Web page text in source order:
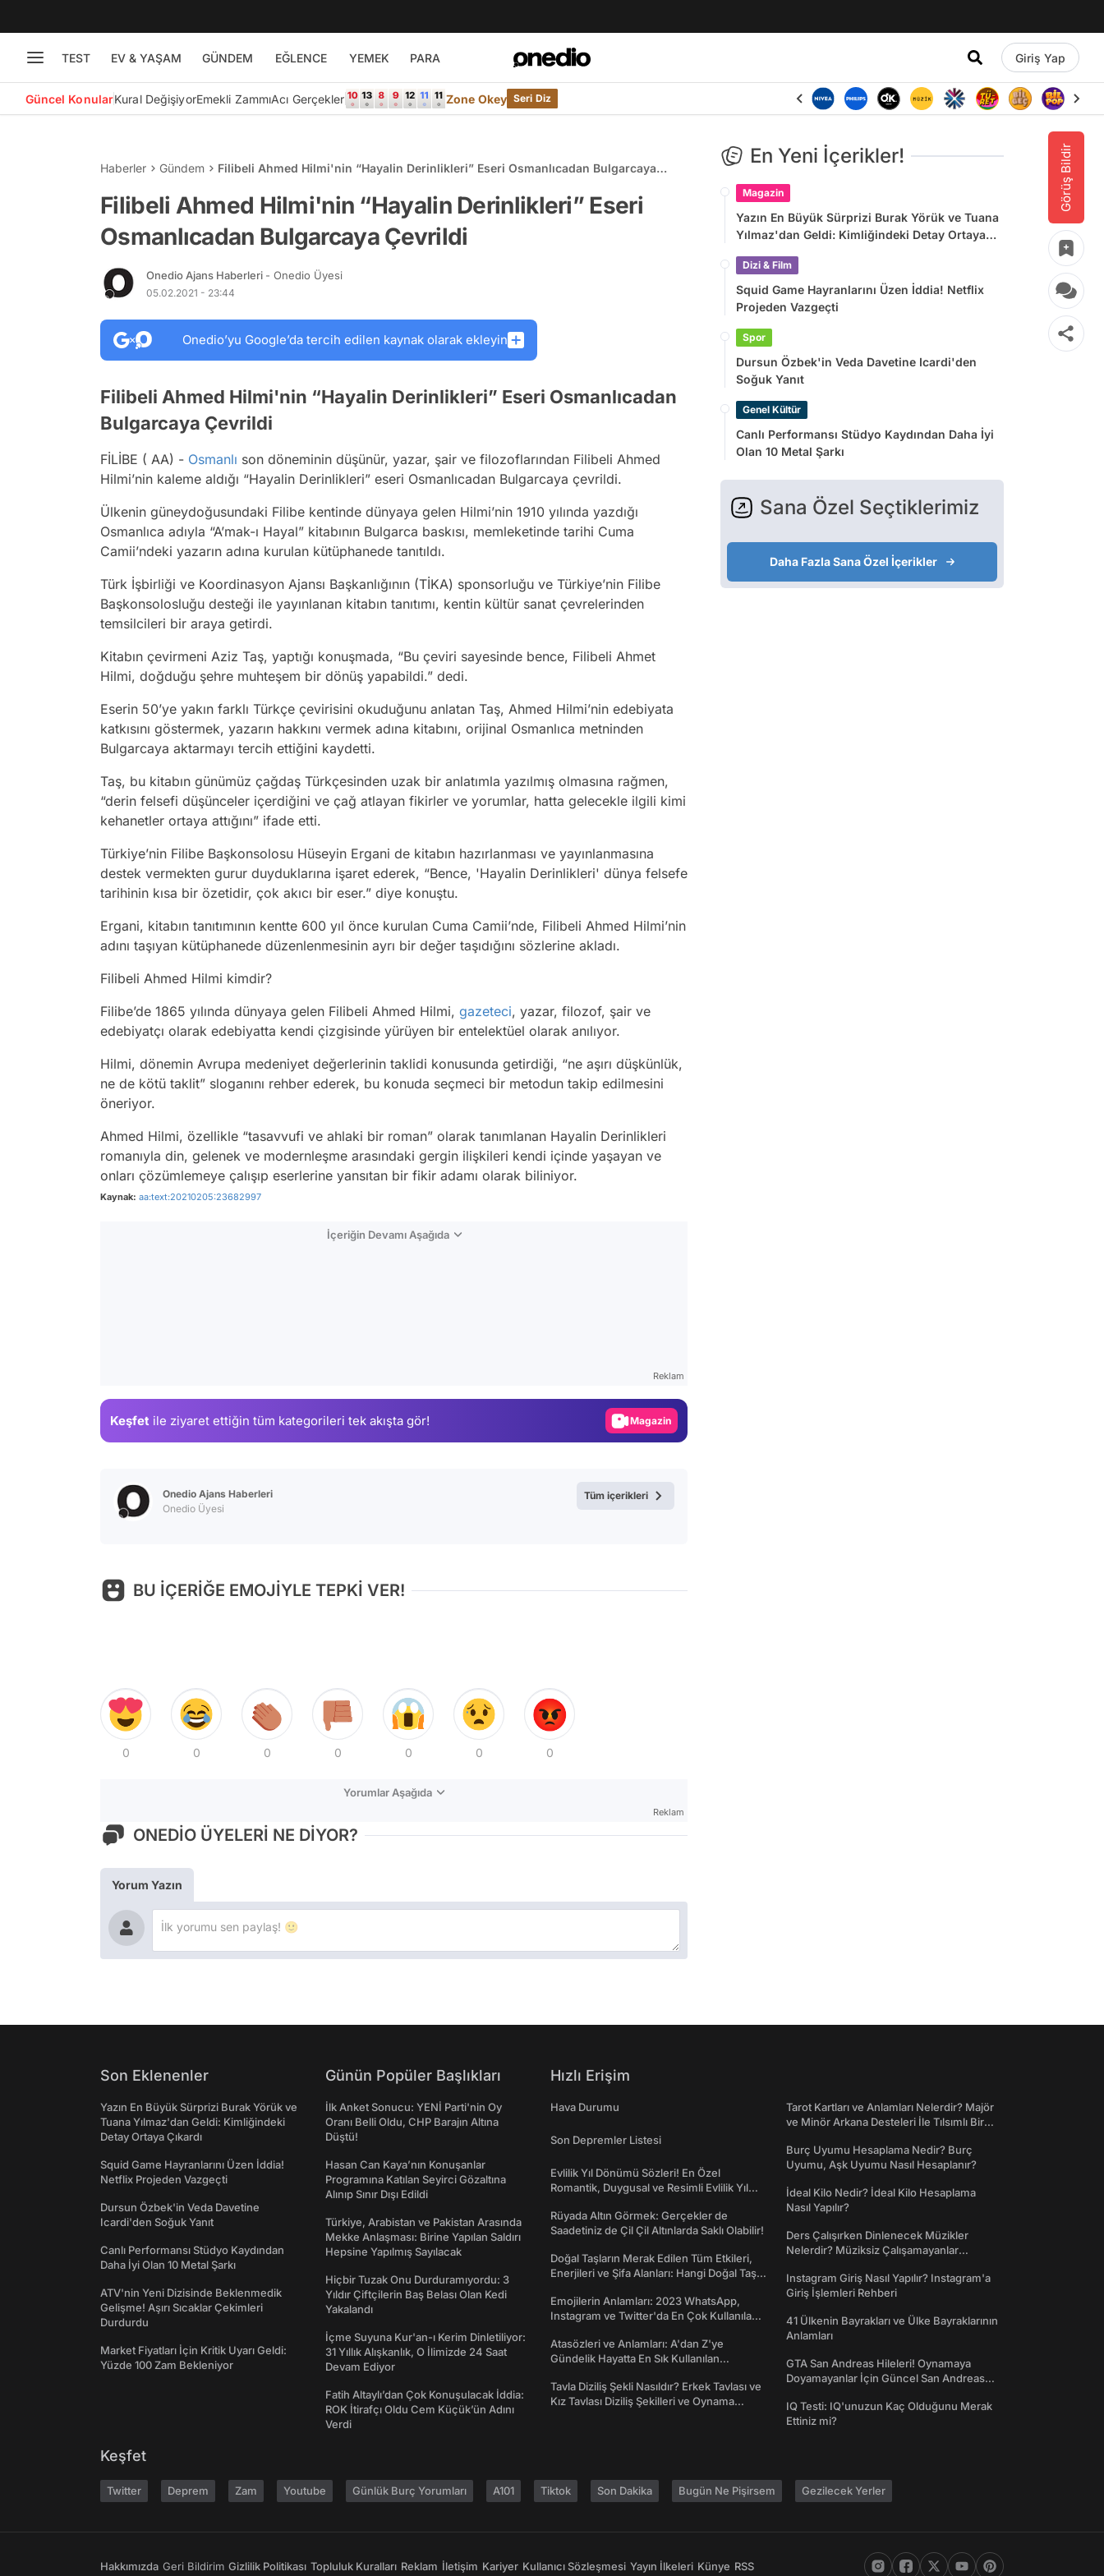
TEST EV & YAŞAM GÜNDEM EĞLENCE YEMEK PARA Giriş Yap
Güncel KonularKural DeğişiyorEmekli ZammıAcı Gerçekler Zone Okey Seri Diz
Görüş Bildir
Haberler Gündem
Filibeli Ahmed Hilmi'nin “Hayalin Derinlikleri” Eseri Osmanlıcadan Bulgarcaya
Filibeli Ahmed Hilmi'nin “Hayalin Derinlikleri” Eseri
Osmanlıcadan Bulgarcaya Çevrildi
Onedio Ajans Haberleri - Onedio Üyesi
05.02.2021 - 23:44
Onedio’yu Google’da tercih edilen kaynak olarak ekleyin
Filibeli Ahmed Hilmi'nin “Hayalin Derinlikleri” Eseri Osmanlıcadan
Bulgarcaya Çevrildi
FİLİBE ( AA) - Osmanlı son döneminin düşünür, yazar, şair ve filozoflarından Filibeli Ahmed
Hilmi’nin kaleme aldığı “Hayalin Derinlikleri” eseri Osmanlıcadan Bulgarcaya çevrildi.
Ülkenin güneydoğusundaki Filibe kentinde dünyaya gelen Hilmi’nin 1910 yılında yazdığı
Osmanlıca adıyla “A’mak-ı Hayal” kitabının Bulgarca baskısı, memleketinde tarihi Cuma
Camii’ndeki yazarın adına kurulan kütüphanede tanıtıldı.
Türk İşbirliği ve Koordinasyon Ajansı Başkanlığının (TİKA) sponsorluğu ve Türkiye’nin Filibe
Başkonsolosluğu desteği ile yayınlanan kitabın tanıtımı, kentin kültür sanat çevrelerinden
temsilcileri bir araya getirdi.
Kitabın çevirmeni Aziz Taş, yaptığı konuşmada, “Bu çeviri sayesinde bence, Filibeli Ahmet
Hilmi, doğduğu şehre muhteşem bir dönüş yapabildi.” dedi.
Eserin 50’ye yakın farklı Türkçe çevirisini okuduğunu anlatan Taş, Ahmed Hilmi’nin edebiyata
katkısını göstermek, yazarın hakkını vermek adına kitabını, orijinal Osmanlıca metninden
Bulgarcaya aktarmayı tercih ettiğini kaydetti.
Taş, bu kitabın günümüz çağdaş Türkçesinden uzak bir anlatımla yazılmış olmasına rağmen,
“derin felsefi düşünceler içerdiğini ve çağ atlayan fikirler ve yorumlar, hatta gelecekle ilgili kimi
kehanetler ortaya attığını” ifade etti.
Türkiye’nin Filibe Başkonsolosu Hüseyin Ergani de kitabın hazırlanması ve yayınlanmasına
destek vermekten gurur duyduklarına işaret ederek, “Bence, 'Hayalin Derinlikleri' dünya felsefe
tarihinin kısa bir özetidir, çok akıcı bir eser.” diye konuştu.
Ergani, kitabın tanıtımının kentte 600 yıl önce kurulan Cuma Camii’nde, Filibeli Ahmed Hilmi’nin
adını taşıyan kütüphanede düzenlenmesinin ayrı bir değer taşıdığını sözlerine akladı.
Filibeli Ahmed Hilmi kimdir?
Filibe’de 1865 yılında dünyaya gelen Filibeli Ahmed Hilmi, gazeteci, yazar, filozof, şair ve
edebiyatçı olarak edebiyatta kendi çizgisinde yürüyen bir entelektüel olarak anılıyor.
Hilmi, dönemin Avrupa medeniyet değerlerinin taklidi konusunda getirdiği, “ne aşırı düşkünlük,
ne de kötü taklit” sloganını rehber ederek, bu konuda seçmeci bir metodun takip edilmesini
öneriyor.
Ahmed Hilmi, özellikle “tasavvufi ve ahlaki bir roman” olarak tanımlanan Hayalin Derinlikleri
romanıyla din, gelenek ve modernleşme arasındaki gergin ilişkileri kendi içinde yaşayan ve
onları çözümlemeye çalışıp eserlerine yansıtan bir fikir adamı olarak biliniyor.
Kaynak: aa:text:20210205:23682997
İçeriğin Devamı Aşağıda
Reklam
Keşfet ile ziyaret ettiğin tüm kategorileri tek akışta gör! Magazin
Onedio Ajans Haberleri
Onedio Üyesi
Tüm içerikleri
BU İÇERİĞE EMOJİYLE TEPKİ VER!
0 0 0 0 0 0 0
Yorumlar Aşağıda
Reklam
ONEDİO ÜYELERİ NE DİYOR?
Yorum Yazın
En Yeni İçerikler!
Magazin
Yazın En Büyük Sürprizi Burak Yörük ve Tuana
Yılmaz'dan Geldi: Kimliğindeki Detay Ortaya
Dizi & Film
Squid Game Hayranlarını Üzen İddia! Netflix
Projeden Vazgeçti
Spor
Dursun Özbek'in Veda Davetine Icardi'den
Soğuk Yanıt
Genel Kültür
Canlı Performansı Stüdyo Kaydından Daha İyi
Olan 10 Metal Şarkı
Sana Özel Seçtiklerimiz
Daha Fazla Sana Özel İçerikler
Son Eklenenler
Yazın En Büyük Sürprizi Burak Yörük ve
Tuana Yılmaz'dan Geldi: Kimliğindeki
Detay Ortaya Çıkardı
Squid Game Hayranlarını Üzen İddia!
Netflix Projeden Vazgeçti
Dursun Özbek'in Veda Davetine
Icardi'den Soğuk Yanıt
Canlı Performansı Stüdyo Kaydından
Daha İyi Olan 10 Metal Şarkı
ATV'nin Yeni Dizisinde Beklenmedik
Gelişme! Aşırı Sıcaklar Çekimleri
Durdurdu
Market Fiyatları İçin Kritik Uyarı Geldi:
Yüzde 100 Zam Bekleniyor
Günün Popüler Başlıkları
İlk Anket Sonucu: YENİ Parti'nin Oy
Oranı Belli Oldu, CHP Barajın Altına
Düştü!
Hasan Can Kaya’nın Konuşanlar
Programına Katılan Seyirci Gözaltına
Alınıp Sınır Dışı Edildi
Türkiye, Arabistan ve Pakistan Arasında
Mekke Anlaşması: Birine Yapılan Saldırı
Hepsine Yapılmış Sayılacak
Hiçbir Tuzak Onu Durduramıyordu: 3
Yıldır Çiftçilerin Baş Belası Olan Kedi
Yakalandı
İçme Suyuna Kur'an-ı Kerim Dinletiliyor:
31 Yıllık Alışkanlık, O İlimizde 24 Saat
Devam Ediyor
Fatih Altaylı’dan Çok Konuşulacak İddia:
ROK İtirafçı Oldu Cem Küçük’ün Adını
Verdi
Hızlı Erişim
Hava Durumu
Son Depremler Listesi
Evlilik Yıl Dönümü Sözleri! En Özel
Romantik, Duygusal ve Resimli Evlilik Yıl
Rüyada Altın Görmek: Gerçekler de
Saadetiniz de Çil Çil Altınlarda Saklı Olabilir!
Doğal Taşların Merak Edilen Tüm Etkileri,
Enerjileri ve Şifa Alanları: Hangi Doğal Taş
Emojilerin Anlamları: 2023 WhatsApp,
Instagram ve Twitter'da En Çok Kullanılan
Atasözleri ve Anlamları: A'dan Z'ye
Gündelik Hayatta En Sık Kullanılan
Tavla Diziliş Şekli Nasıldır? Erkek Tavlası ve
Kız Tavlası Diziliş Şekilleri ve Oynama
Tarot Kartları ve Anlamları Nelerdir? Majör
ve Minör Arkana Desteleri İle Tılsımlı Bir
Burç Uyumu Hesaplama Nedir? Burç
Uyumu, Aşk Uyumu Nasıl Hesaplanır?
İdeal Kilo Nedir? İdeal Kilo Hesaplama
Nasıl Yapılır?
Ders Çalışırken Dinlenecek Müzikler
Nelerdir? Müziksiz Çalışamayanlar
Instagram Giriş Nasıl Yapılır? Instagram'a
Giriş İşlemleri Rehberi
41 Ülkenin Bayrakları ve Ülke Bayraklarının
Anlamları
GTA San Andreas Hileleri! Oynamaya
Doyamayanlar İçin Güncel San Andreas
IQ Testi: IQ'unuzun Kaç Olduğunu Merak
Ettiniz mi?
Keşfet
Twitter Deprem Zam Youtube Günlük Burç Yorumları A101 Tiktok Son Dakika Bugün Ne Pişirsem Gezilecek Yerler
Hakkımızda Geri Bildirim Gizlilik Politikası Topluluk Kuralları Reklam İletişim Kariyer Kullanıcı Sözleşmesi Yayın İlkeleri Künye RSS